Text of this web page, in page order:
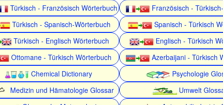
Türkisch - Französisch Wörterbuch Französisch -
Türkisch - Spanisch-Wörterbuch Spanisch - Türkisch
Türkisch - Englisch Wörterbuch Englisch - Türkisch
Ottomane - Türkisch Wörterbuch Azerbaijani - Türkisch
Chemical Dictionary Psychologie
Medizin und Hämatologie Glossar Umwelt